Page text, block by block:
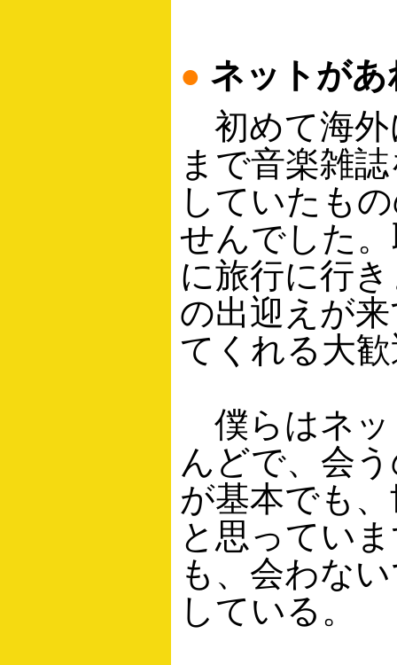
● ネットが
初めて海外
まで音楽雑
していたも
せんでした
に旅行に行
の出迎えが
てくれる大
僕らはネッ
んどで、会
が基本でも
と思ってい
も、会わな
している。